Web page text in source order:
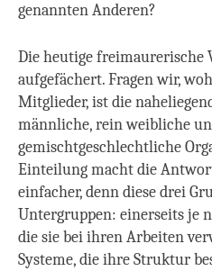
genannten Anderen?
Die heutige freimaurerische
aufgefächert.Fragen wir,
Mitglieder, ist die
männliche, rein weibliche
gemischtgeschlechtliche
Einteilung macht die
einfacher, denn diese drei
Untergruppen: einerseits je
die sie bei ihren Arbeiten
Systeme, die ihre Struktur